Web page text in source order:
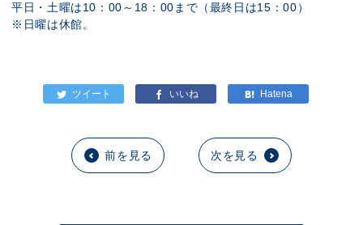
平日・土曜は10：00～18：00まで（最終日は15：00）
※日曜は休館。
前を見る 次を見る